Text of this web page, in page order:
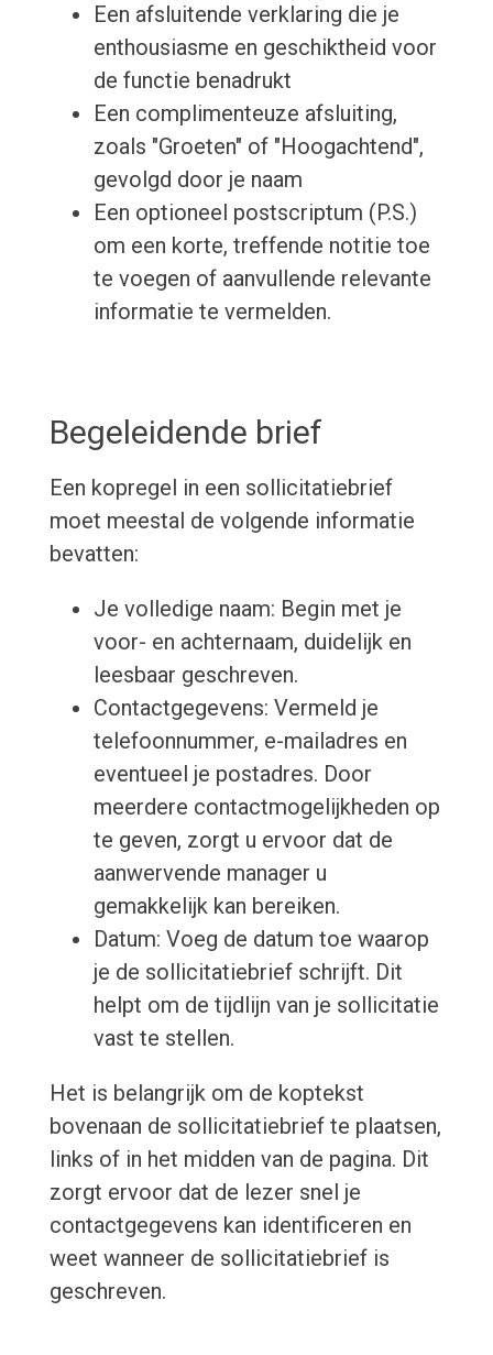
Een afsluitende verklaring die je
enthousiasme en geschiktheid voor
de functie benadrukt
Een complimenteuze afsluiting,
zoals "Groeten" of "Hoogachtend",
gevolgd door je naam
Een optioneel postscriptum (P.S.)
om een korte, treffende notitie toe
te voegen of aanvullende relevante
informatie te vermelden.
Begeleidende brief
Een kopregel in een sollicitatiebrief
moet meestal de volgende informatie
bevatten:
Je volledige naam: Begin met je
voor- en achternaam, duidelijk en
leesbaar geschreven.
Contactgegevens: Vermeld je
telefoonnummer, e-mailadres en
eventueel je postadres. Door
meerdere contactmogelijkheden op
te geven, zorgt u ervoor dat de
aanwervende manager u
gemakkelijk kan bereiken.
Datum: Voeg de datum toe waarop
je de sollicitatiebrief schrijft. Dit
helpt om de tijdlijn van je sollicitatie
vast te stellen.
Het is belangrijk om de koptekst
bovenaan de sollicitatiebrief te plaatsen,
links of in het midden van de pagina. Dit
zorgt ervoor dat de lezer snel je
contactgegevens kan identificeren en
weet wanneer de sollicitatiebrief is
geschreven.